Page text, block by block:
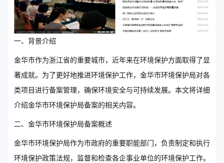
一、背景介绍
金华市作为浙江省的重要城市，近年来在环境保护方面取得了显
著成就。为了更好地推进环境保护工作，金华市环境保护局对各
类项目进行备案管理，确保环境安全与可持续发展。本文将详细
介绍金华市环境保护局备案的相关内容。
二、金华市环境保护局备案概述
金华市环境保护局作为市政府的重要职能部门，负责制定和执行
环境保护政策法规，监督和检查各企事业单位的环境保护工作。